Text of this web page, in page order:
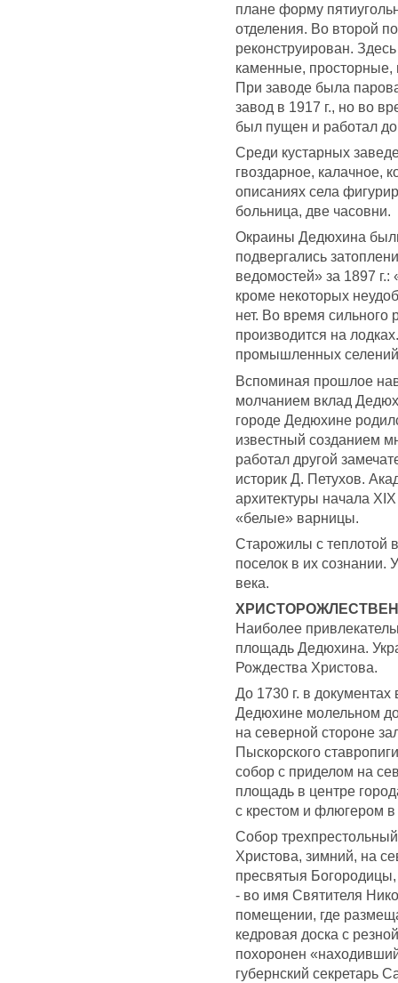
плане форму
отделения. Во второй
реконструирован.
каменные, просторные,
При заводе была
завод в 1917 г., но во
был пущен и работал
Среди кустарных
гвоздарное, калачное,
описаниях села
больница, две часовни.
Окраины Дедюхина
подвергались
ведомостей» за 1897
кроме некоторых
нет. Во время
производится на
промышленных
Вспоминая прошлое
молчанием вклад
городе Дедюхине
известный созданием
работал другой
историк Д. Петухов.
архитектуры начала
«белые» варницы.
Старожилы с теплотой
поселок в их сознании.
века.
Наиболее
площадь Дедюхина.
Рождества Христова.
До 1730 г. в
Дедюхине молельном
на северной стороне
Пыскорского
собор с приделом на
площадь в центре
с крестом и флюгером в
Собор
Христова, зимний, на
пресвятыя
- во имя Святителя
помещении, где
кедровая доска с
похоронен
губернский секретарь